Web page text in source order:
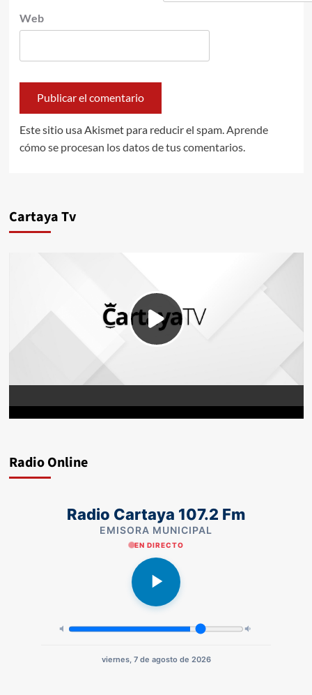
Web
Este sitio usa Akismet para reducir el spam. Aprende
cómo se procesan los datos de tus comentarios.
Cartaya Tv
Radio Online
Radio Cartaya 107.2 Fm
EMISORA MUNICIPAL
EN DIRECTO
viernes, 7 de agosto de 2026